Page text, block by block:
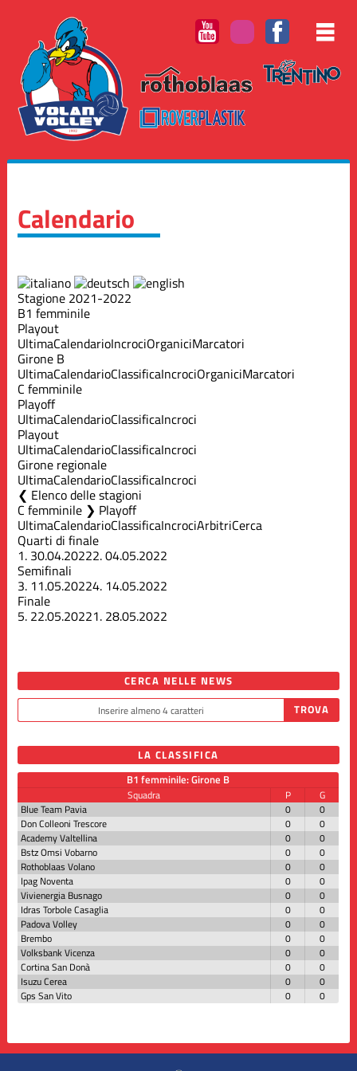
Calendario
Stagione 2021-2022
B1 femminile
Playout
UltimaCalendarioIncrociOrganiciMarcatori
Girone B
UltimaCalendarioClassificaIncrociOrganiciMarcatori
C femminile
Playoff
UltimaCalendarioClassificaIncroci
Playout
UltimaCalendarioClassificaIncroci
Girone regionale
UltimaCalendarioClassificaIncroci
Elenco delle stagioni
C femminile ❯ Playoff
UltimaCalendarioClassificaIncrociArbitriCerca
Quarti di finale
1. 30.04.20222.04.05.2022
Semifinali
3. 11.05.20224. 14.05.2022
Finale
5. 22.05.20221. 28.05.2022
CERCA NELLE NEWS
LA CLASSIFICA
B1 femminile: Girone B
Squadra P
G
Blue Team Pavia
0
0
Don Colleoni Trescore
0
0
Academy Valtellina
0
0
Bstz Omsi Vobarno
0
0
Rothoblaas Volano
0
0
Ipag Noventa
0
0
Vivienergia Busnago
0
0
Idras Torbole Casaglia
0
0
Padova Volley
0
0
Brembo
0
0
Volksbank Vicenza
0
0
Cortina San Donà
0
0
Isuzu Cerea
0
0
Gps San Vito
0 0